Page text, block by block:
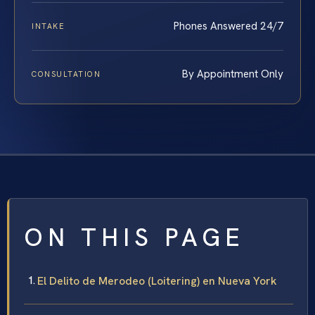
INTAKE Phones Answered 24/7
CONSULTATION By Appointment Only
ON THIS PAGE
El Delito de Merodeo (Loitering) en Nueva York